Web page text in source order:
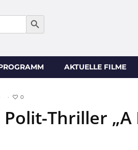
SEARCH BUTTON
AKTUELLE FILME
· 0
Thriller „A